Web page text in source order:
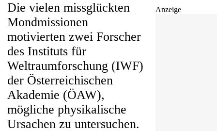
Anzeige
Die vielen missglückten
Mondmissionen
motivierten zwei Forscher
des Instituts für
Weltraumforschung (IWF)
der Österreichischen
Akademie (ÖAW),
mögliche physikalische
Ursachen zu untersuchen.